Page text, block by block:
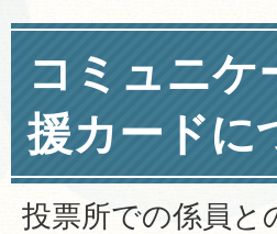
コミュニケ
援カードに
投票所での係員と